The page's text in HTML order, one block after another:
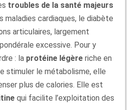
troubles de la santé majeurs
maladies cardiaques, le diabète
articulaires, largement
excessive. Pour y
: la protéine légère riche en
stimuler le métabolisme, elle
plus de calories. Elle est
qui facilite l’exploitation des